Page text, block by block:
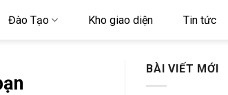
Đào Tạo Kho giao diện Tin tức
BÀI VIẾT MỚI